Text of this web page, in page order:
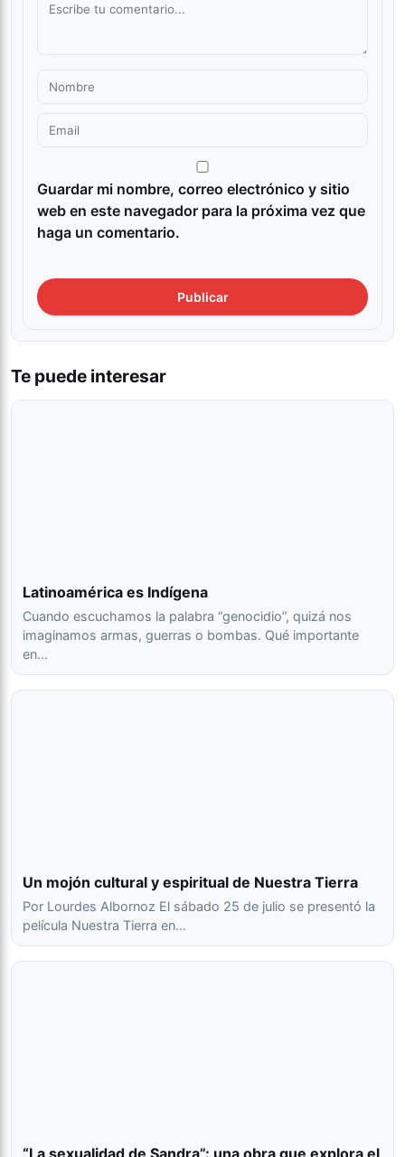
Guardar mi nombre, correo electrónico y sitio
web en este navegador para la próxima vez que
haga un comentario.
Te puede interesar
Latinoamérica es Indígena
Cuando escuchamos la palabra “genocidio”, quizá nos
imaginamos armas, guerras o bombas. Qué importante
en…
Un mojón cultural y espiritual de Nuestra Tierra
Por Lourdes Albornoz El sábado 25 de julio se presentó la
película Nuestra Tierra en…
“La sexualidad de Sandra”: una obra que explora el